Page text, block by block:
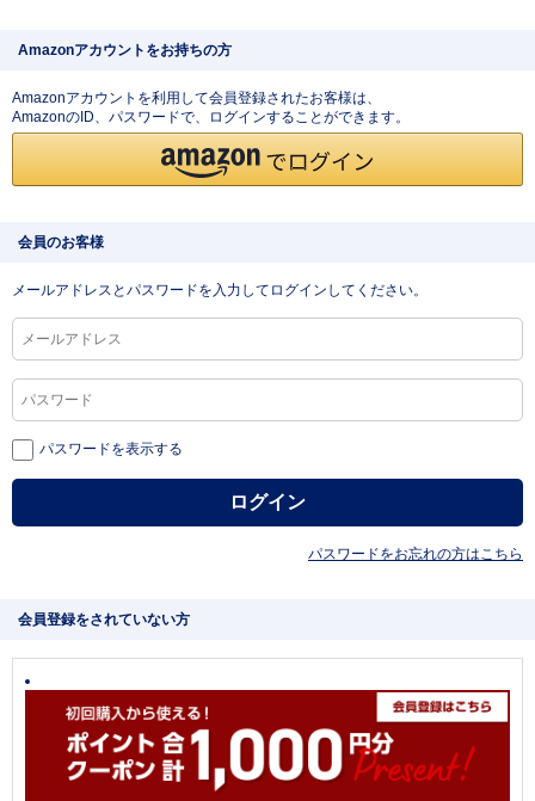
Amazonアカウントをお持ちの方
Amazonアカウントを利用して会員登録されたお客様は、
AmazonのID、パスワードで、ログインすることができます。
会員のお客様
メールアドレスとパスワードを入力してログインしてください。
パスワードを表示する
パスワードをお忘れの方はこちら
会員登録をされていない方